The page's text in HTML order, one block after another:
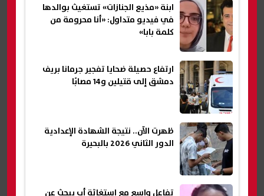
ابنة «مذيع الجنازات» تستغيث بوالدها
في فيديو متداول: «أنا محرومة من
كلمة بابا»
ارتفاع حصيلة ضحايا تفجير جرمانا بريف
دمشق إلى قتيلين و14 مصابًا
ظهرت الآن.. نتيجة الشهادة الإعدادية
الدور الثاني 2026 بالبحيرة
تفاعل واسع مع استغاثة أب يبحث عن